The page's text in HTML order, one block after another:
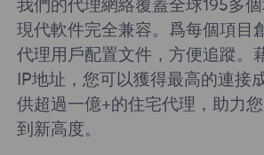
我們的代理網絡覆蓋全球195多
現代軟件完全兼容。爲每個項目
代理用戶配置文件，方便追蹤。
IP地址，您可以獲得最高的連接
供超過一億+的住宅代理，助力
到新高度。